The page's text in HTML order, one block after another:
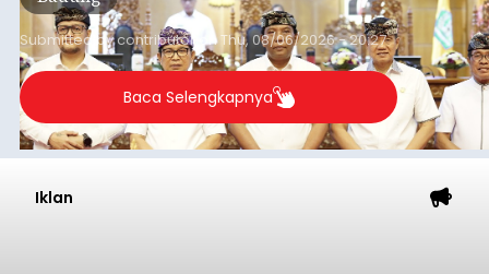
Submitted bycontributor onThu, 08/06/2026 - 20:27
Baca Selengkapnya
Iklan